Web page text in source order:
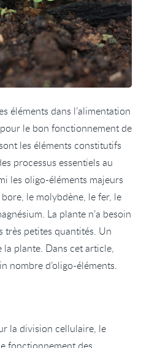
éléments dans l’alimentation
le bon fonctionnement de
les éléments constitutifs
processus essentiels au
les oligo-éléments majeurs
le molybdène, le fer, le
La plante n’a besoin
très petites quantités. Un
plante. Dans cet article,
nombre d’oligo-éléments.
la division cellulaire, le